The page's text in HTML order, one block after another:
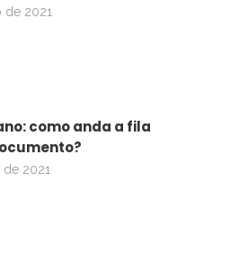
2021
como anda a fila
2021